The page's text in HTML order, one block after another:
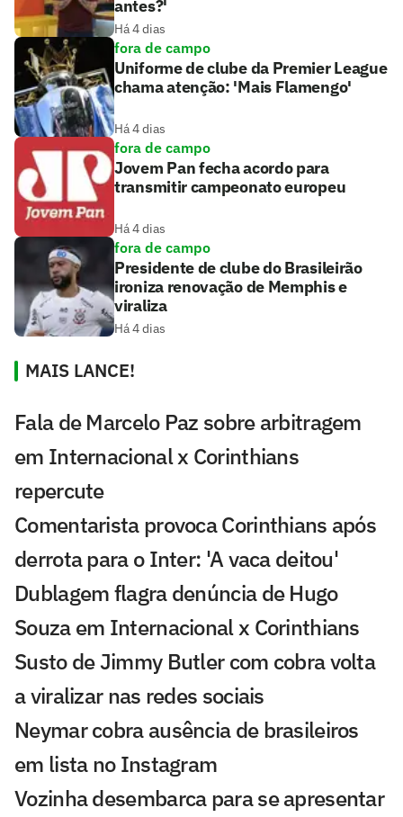
antes?'
Há 4 dias
fora de campo
Uniforme de clube da Premier League
chama atenção: 'Mais Flamengo'
Há 4 dias
fora de campo
Jovem Pan fecha acordo para
transmitir campeonato europeu
Há 4 dias
fora de campo
Presidente de clube do Brasileirão
ironiza renovação de Memphis e
viraliza
Há 4 dias
MAIS LANCE!
Fala de Marcelo Paz sobre arbitragem
em Internacional x Corinthians
repercute
Comentarista provoca Corinthians após
derrota para o Inter: 'A vaca deitou'
Dublagem flagra denúncia de Hugo
Souza em Internacional x Corinthians
Susto de Jimmy Butler com cobra volta
a viralizar nas redes sociais
Neymar cobra ausência de brasileiros
em lista no Instagram
Vozinha desembarca para se apresentar